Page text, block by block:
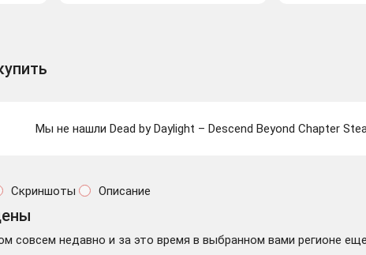
Мы не нашли Dead by Daylight – Descend Beyond Chapter
Скриншоты Описание
совсем недавно и за это время в выбранном вами регионе